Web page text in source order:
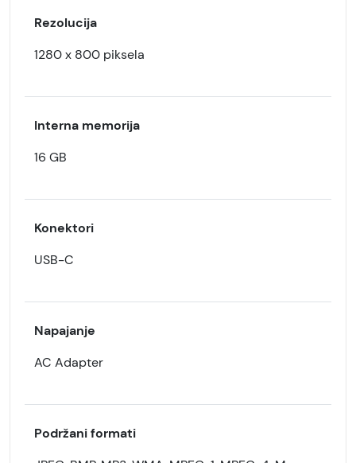
Rezolucija
1280 x 800 piksela
Interna memorija
16 GB
Konektori
USB-C
Napajanje
AC Adapter
Podržani formati